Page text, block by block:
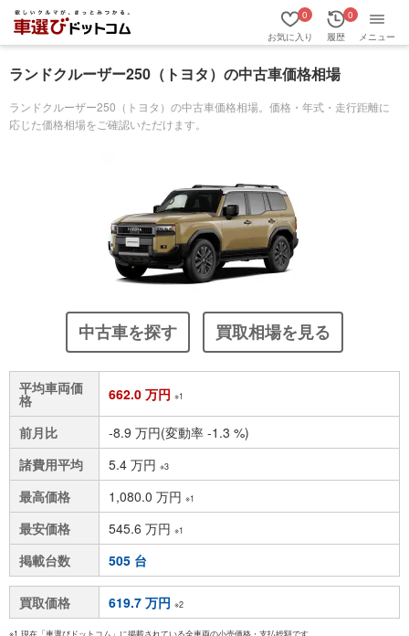
お気に入り
0
履歴
0
メニュー
ランドクルーザー250（トヨタ）の中古車価格相場
ランドクルーザー250（トヨタ）の中古車価格相場。価格・年式・走行距離に
応じた価格相場をご確認いただけます。
中古車を探す 買取相場を見る
平均車両価
格 662.0 万円 ※1
前月比
-8.9 万円(変動率 -1.3 %)
諸費用平均
5.4 万円 ※3
最高価格 1,080.0 万円 ※1
最安価格 545.6 万円 ※1
掲載台数 505 台
買取価格 619.7 万円 ※2